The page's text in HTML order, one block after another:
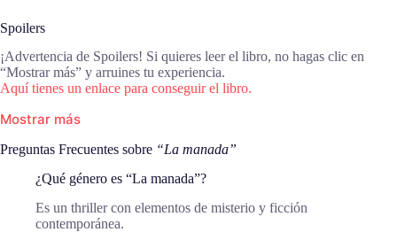
Spoilers
¡Advertencia de Spoilers! Si quieres leer el libro, no hagas clic en
“Mostrar más” y arruines tu experiencia.
Aquí tienes un enlace para conseguir el libro.
Mostrar más
Preguntas Frecuentes sobre “La manada”
¿Qué género es “La manada”?
Es un thriller con elementos de misterio y ficción
contemporánea.